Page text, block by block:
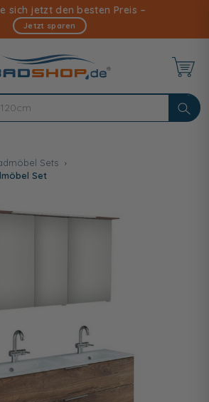
sich jetzt den besten Preis –
Jetzt sparen
Sets
Set